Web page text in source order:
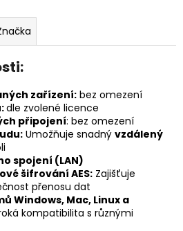
zařízení: bez omezení
dle zvolené licence
připojení: bez omezení
Umožňuje snadný vzdálený
spojení (LAN)
šifrování AES: Zajišťuje
přenosu dat
Windows, Mac, Linux a
kompatibilita s různými